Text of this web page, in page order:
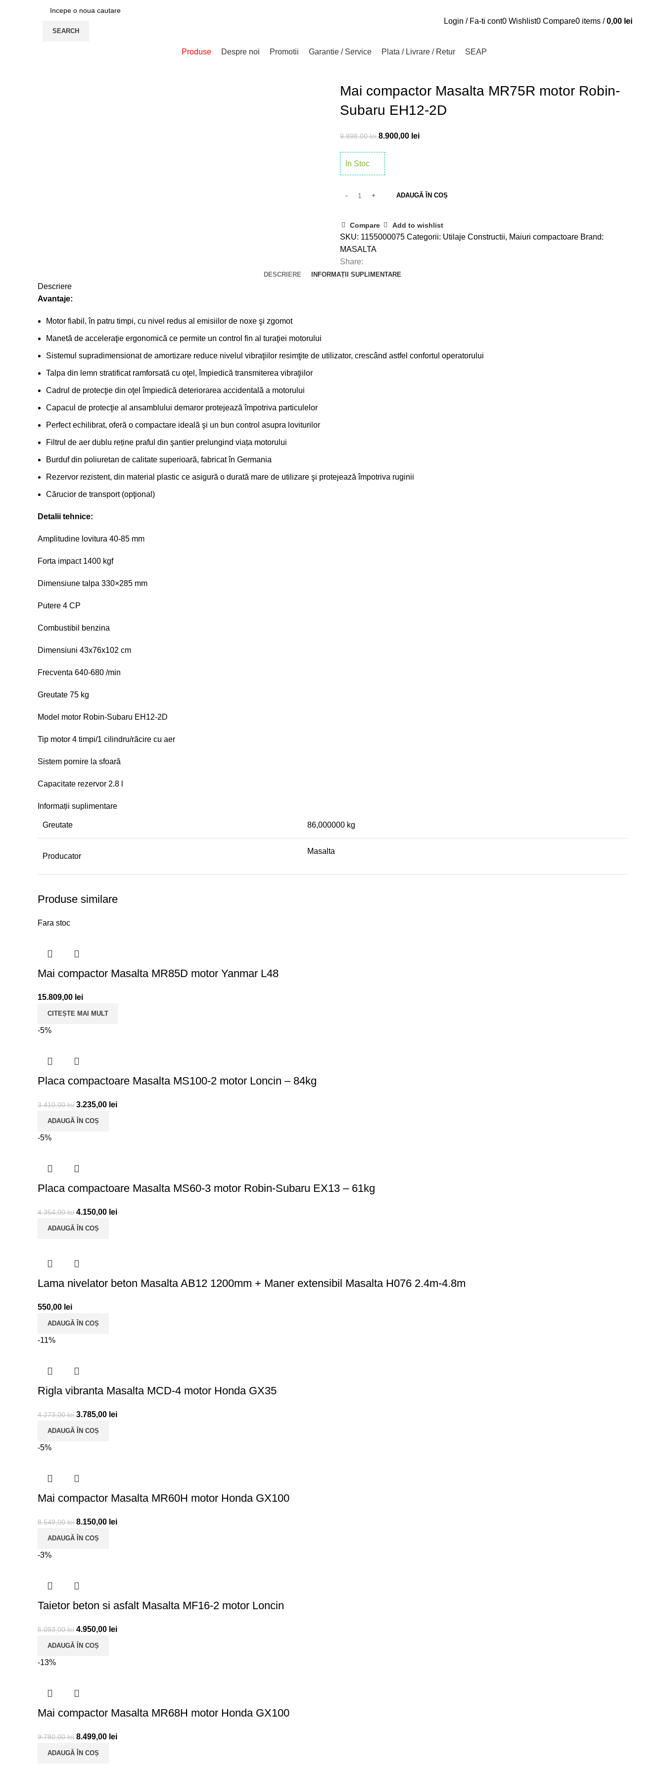
SEARCH
Login / Fa-ti cont0 Wishlist0 Compare0 items / 0,00 lei
Produse Despre noi Promotii Garantie / Service Plata / Livrare / Retur SEAP
Mai compactor Masalta MR75R motor Robin-
Subaru EH12-2D
9.898,00lei 8.900,00 lei
In Stoc
ADAUGĂ ÎN COȘ
Compare Add to wishlist
SKU: 1155000075 Categorii: Utilaje Constructii, Maiuri compactoare Brand:
MASALTA
Share:
DESCRIERE INFORMAȚII SUPLIMENTARE
Descriere
Avantaje:
Motor fiabil, în patru timpi, cu nivel redus al emisiilor de noxe şi zgomot
Manetă de acceleraţie ergonomică ce permite un control fin al turaţiei motorului
Sistemul supradimensionat de amortizare reduce nivelul vibraţiilor resimţite de utilizator, crescând astfel confortul operatorului
Talpa din lemn stratificat ramforsată cu oţel, împiedică transmiterea vibraţiilor
Cadrul de protecţie din oţel împiedică deteriorarea accidentală a motorului
Capacul de protecţie al ansamblului demaror protejează împotriva particulelor
Perfect echilibrat, oferă o compactare ideală şi un bun control asupra loviturilor
Filtrul de aer dublu reține praful din şantier prelungind viața motorului
Burduf din poliuretan de calitate superioară, fabricat în Germania
Rezervor rezistent, din material plastic ce asigură o durată mare de utilizare şi protejează împotriva ruginii
Cărucior de transport (opţional)
Detalii tehnice:
Amplitudine lovitura 40-85 mm
Forta impact 1400 kgf
Dimensiune talpa 330×285 mm
Putere 4 CP
Combustibil benzina
Dimensiuni 43x76x102 cm
Frecventa 640-680 /min
Greutate 75 kg
Model motor Robin-Subaru EH12-2D
Tip motor 4 timpi/1 cilindru/răcire cu aer
Sistem pornire la sfoară
Capacitate rezervor 2.8 l
Informații suplimentare
Greutate 86,000000 kg
Producator
Masalta
Produse similare
Fara stoc
Mai compactor Masalta MR85D motor Yanmar L48
15.809,00 lei
CITEȘTE MAI MULT
-5%
Placa compactoare Masalta MS100-2 motor Loncin – 84kg
3.410,00lei 3.235,00 lei
ADAUGĂ ÎN COȘ
-5%
Placa compactoare Masalta MS60-3 motor Robin-Subaru EX13 – 61kg
4.354,00lei 4.150,00 lei
ADAUGĂ ÎN COȘ
Lama nivelator beton Masalta AB12 1200mm + Maner extensibil Masalta H076 2.4m-4.8m
550,00 lei
ADAUGĂ ÎN COȘ
-11%
Rigla vibranta Masalta MCD-4 motor Honda GX35
4.273,00lei 3.785,00 lei
ADAUGĂ ÎN COȘ
-5%
Mai compactor Masalta MR60H motor Honda GX100
8.549,00lei 8.150,00 lei
ADAUGĂ ÎN COȘ
-3%
Taietor beton si asfalt Masalta MF16-2 motor Loncin
5.093,00lei 4.950,00 lei
ADAUGĂ ÎN COȘ
-13%
Mai compactor Masalta MR68H motor Honda GX100
9.780,00lei 8.499,00 lei
ADAUGĂ ÎN COȘ